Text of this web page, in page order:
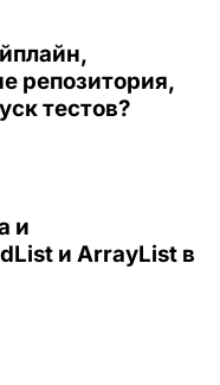
репозитория,
тестов?
и
и ArrayList в